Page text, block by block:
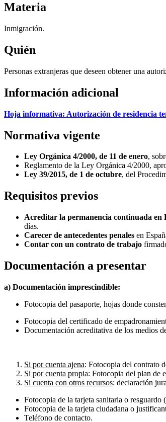
Materia
Inmigración.
Quién
Personas extranjeras que deseen obtener una
Información adicional
Hoja informativa: Autorización de residencia
Normativa vigente
Ley Orgánica 4/2000, de 11 de enero,
Reglamento de la Ley Orgánica 4/2000,
Ley 39/2015, de 1 de octubre, del
Requisitos previos
Acreditar la permanencia continuada en
días.
Carecer de antecedentes penales en
Contar con un contrato de trabajo
Documentación a presentar
a) Documentación imprescindible:
Fotocopia del pasaporte, hojas donde
Fotocopia del certificado de
Documentación acreditativa de los medios
Si por cuenta ajena: Fotocopia del contrato
Si por cuenta propia: Fotocopia del plan de
Si cuenta con otros recursos: declaración
Fotocopia de la tarjeta sanitaria o resguardo
Fotocopia de la tarjeta ciudadana o
Teléfono de contacto.